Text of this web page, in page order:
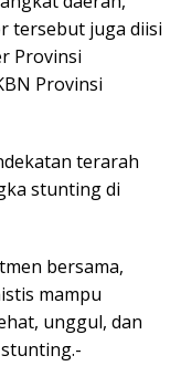
tersebut juga diisi
Provinsi
Provinsi
terarah
stunting di
bersama,
mampu
unggul, dan